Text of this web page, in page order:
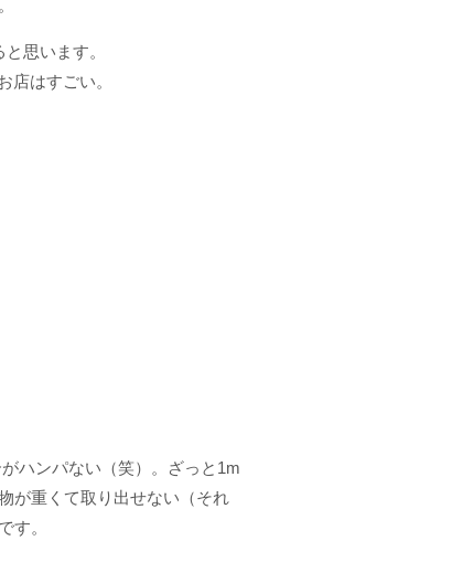
思います。
店はすごい。
ハンパない（笑）。ざっと1m
が重くて取り出せない（それ
す。